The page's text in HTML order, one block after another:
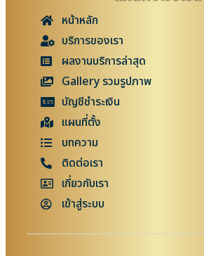
หน้าหลัก
บริการของเรา
ผลงานบริการล่าสุด
Gallery รวมรูปภาพ
บัญชีชำระเงิน
แผนที่ตั้ง
บทความ
ติดต่อเรา
เกี่ยวกับเรา
เข้าสู่ระบบ